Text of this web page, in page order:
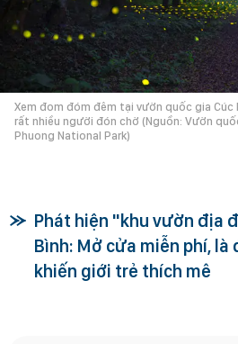
Xem đom đóm đêm tại vườn quốc gia
rất nhiều người đón chờ (Nguồn: Vườn
Phuong National Park)
Phát hiện "khu vườn địa
Bình: Mở cửa miễn phí,
khiến giới trẻ thích mê